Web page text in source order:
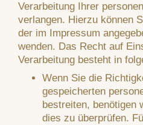
Verarbeitung Ihrer
verlangen. Hierzu können
der im Impressum
wenden. Das Recht auf
Verarbeitung besteht in
Wenn Sie die
gespeicherten
bestreiten, benötigen
dies zu überprüfen.